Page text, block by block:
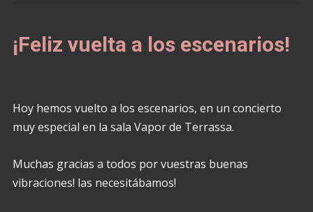
¡Feliz vuelta a los escenarios!
Hoy hemos vuelto a los escenarios, en un concierto
muy especial en la sala Vapor de Terrassa.
Muchas gracias a todos por vuestras buenas
vibraciones! las necesitábamos!